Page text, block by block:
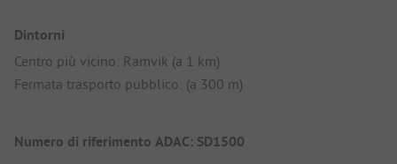
Dintorni
Centro più vicino: Ramvik (a 1 km)
Fermata trasporto pubblico: (a 300 m)
Numero di riferimento ADAC: SD1500